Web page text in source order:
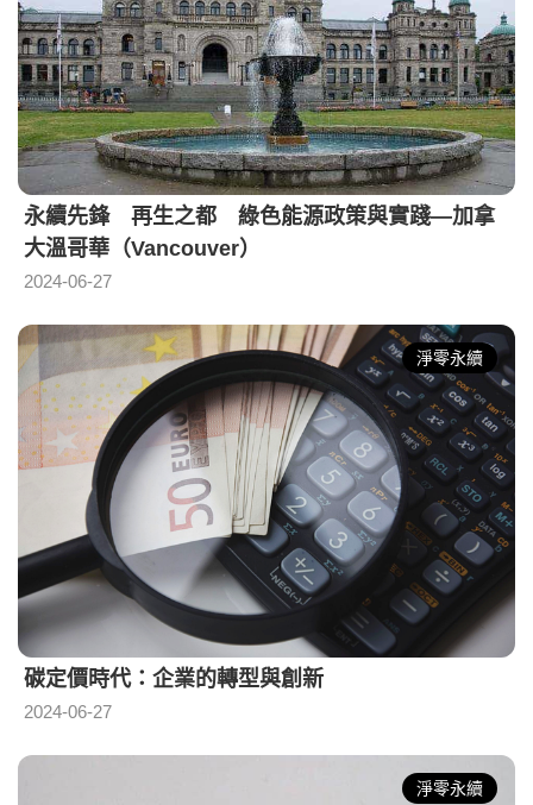
永續先鋒 再生之都 綠色能源政策與實踐—加拿
大溫哥華（Vancouver）
2024-06-27
淨零永續
碳定價時代：企業的轉型與創新
2024-06-27
淨零永續